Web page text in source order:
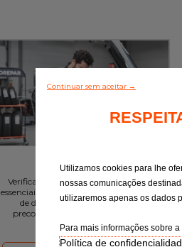
Revisão
Verificação rigorosa dos pontos
essenciais e a substituição de peças
de desgaste consoante as
preconizações do fabricante.
Continuar sem aceitar →
Utilizamos cookies para lhe
nossas comunicações
utilizaremos apenas os dados
Para mais informações sobre
Política de